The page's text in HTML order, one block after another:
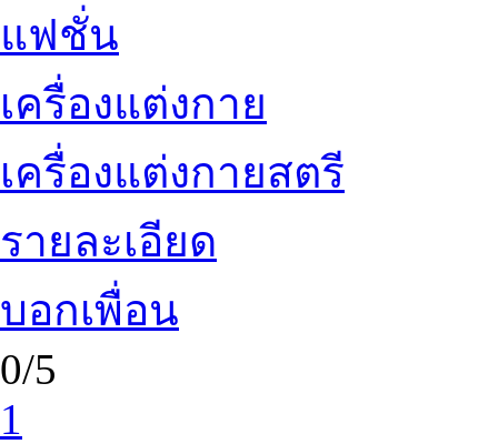
แฟชั่น
เครื่องแต่งกาย
เครื่องแต่งกายสตรี
รายละเอียด
บอกเพื่อน
0/5
1